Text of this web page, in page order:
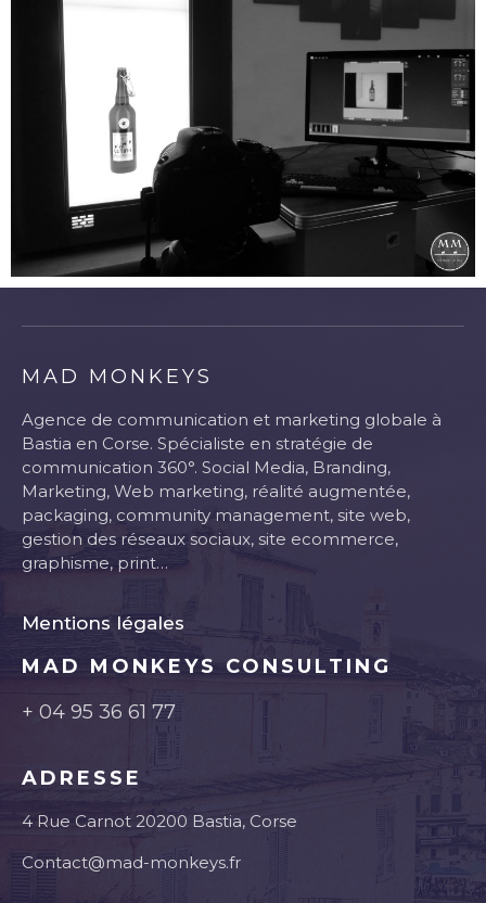
MAD MONKEYS
Agence de communication et marketing globale à
Bastia en Corse. Spécialiste en stratégie de
communication 360°. Social Media, Branding,
Marketing, Web marketing, réalité augmentée,
packaging, community management, site web,
gestion des réseaux sociaux, site ecommerce,
graphisme, print…
Mentions légales
MAD MONKEYS CONSULTING
+ 04 95 36 61 77
ADRESSE
4 Rue Carnot 20200 Bastia, Corse
Contact@mad-monkeys.fr